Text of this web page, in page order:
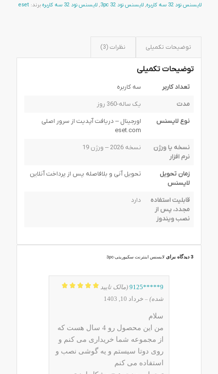
لایسنس نود 32 سه کاربره
, لایسنس نود 32 3pc , لایسنس نود 32 سه کاربره برند: eset
توضیحات تکمیلی نظرات (3)
توضیحات تکمیلی
تعداد کاربر سه کاربره
مدت یک ساله-360 روز
نوع لایسنس
اورجینال – دریافت آپدیت از سرور اصلی
eset.com
نسخه یا ورژن
نرم افزار
نسخه 2026 – ورژن 19
زمان تحویل
لایسنس
تحویل آنی و بلافاصله پس از پرداخت آنلاین
قابلیت استفاده
مجدد، پس از
نصب ویندوز
دارد
3 دیدگاه برای لایسنس اینترنت سکیوریتی-3pc
9*****9125
(مالک تایید
شده) – خرداد 10, 1403
سلام
من این محصول رو 4 سال هست که
از مجموعه شما خریداری می کنم و
روی دوتا سیستم و یه گوشی نصب و
استفاده می کنم